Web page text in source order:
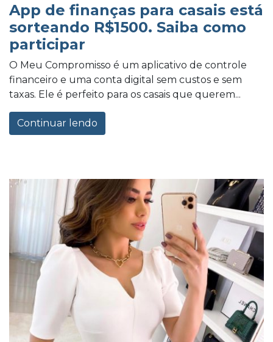
App de finanças para casais está
sorteando R$1500. Saiba como
participar
O Meu Compromisso é um aplicativo de controle
financeiro e uma conta digital sem custos e sem
taxas. Ele é perfeito para os casais que querem...
Continuar lendo